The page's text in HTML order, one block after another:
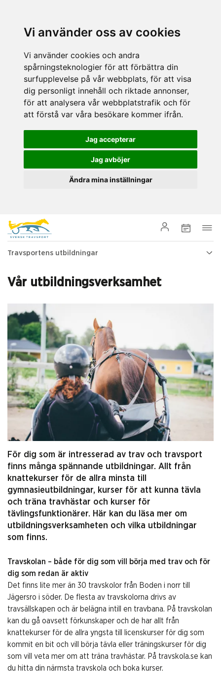
Vi använder oss av cookies
Vi använder cookies och andra
spårningsteknologier för att förbättra din
surfupplevelse på vår webbplats, för att visa
dig personligt innehåll och riktade annonser,
för att analysera vår webbplatstrafik och för
att förstå var våra besökare kommer ifrån.
Jag accepterar
Jag avböjer
Ändra mina inställningar
Travsportens utbildningar
Vår utbildningsverksamhet
För dig som är intresserad av trav och travsport
finns många spännande utbildningar. Allt från
knattekurser för de allra minsta till
gymnasieutbildningar, kurser för att kunna tävla
och träna travhästar och kurser för
tävlingsfunktionärer. Här kan du läsa mer om
utbildningsverksamheten och vilka utbildningar
som finns.
Travskolan – både för dig som vill börja med trav och för
dig som redan är aktiv
Det finns lite mer än 30 travskolor från Boden i norr till
Jägersro i söder. De flesta av travskolorna drivs av
travsällskapen och är belägna intill en travbana. På travskolan
kan du gå oavsett förkunskaper och de har allt från
knattekurser för de allra yngsta till licenskurser för dig som
kommit en bit och vill börja tävla eller träningskurser för dig
som vill veta mer om att träna travhästar. På travskola.se kan
du hitta din närmsta travskola och boka kurser.